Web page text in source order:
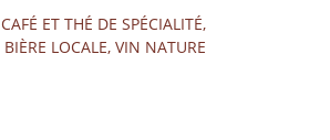
CAFÉ ET THÉ DE SPÉCIALITÉ,
BIÈRE LOCALE, VIN NATURE